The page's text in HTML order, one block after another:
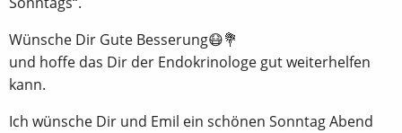
Wünsche Dir Gute Besserung😷💐
und hoffe das Dir der Endokrinologe gut weiterhelfen
kann.
Ich wünsche Dir und Emil ein schönen Sonntag Abend